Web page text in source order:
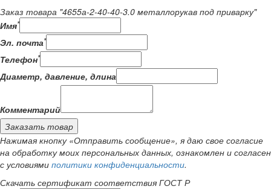
Заказ товара "4655а-2-40-40-3.0 металлорукав под приварку"
Имя*
Эл. почта*
Телефон*
Диаметр, давление, длина
Комментарий
Заказать товар
Нажимая кнопку «Отправить сообщение», я даю свое согласие
на обработку моих персональных данных, ознакомлен и согласен
с условиями политики конфиденциальности.
Скачать сертификат соответствия ГОСТ Р